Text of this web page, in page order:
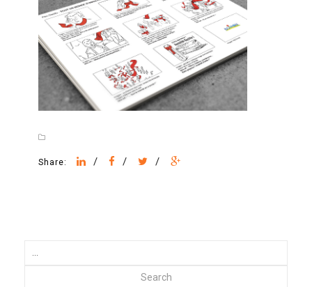
Share: / / /
Search